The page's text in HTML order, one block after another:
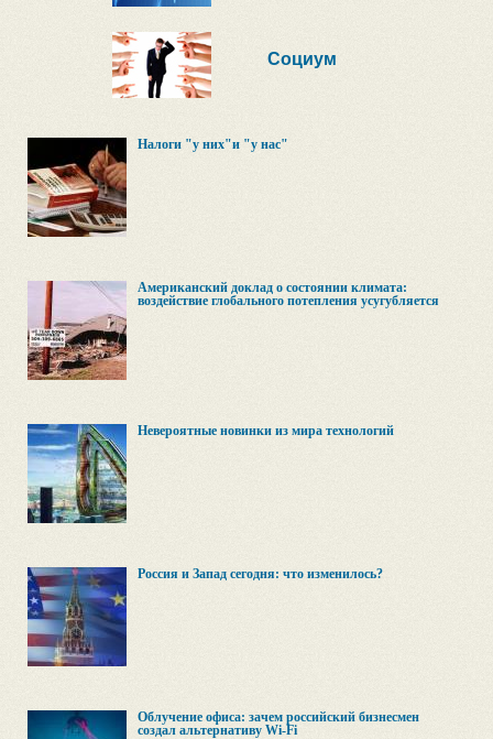
Социум
Налоги "у них"и "у нас"
Американский доклад о состоянии климата:
воздействие глобального потепления усугубляется
Невероятные новинки из мира технологий
Россия и Запад сегодня: что изменилось?
Облучение офиса: зачем российский бизнесмен
создал альтернативу Wi-Fi